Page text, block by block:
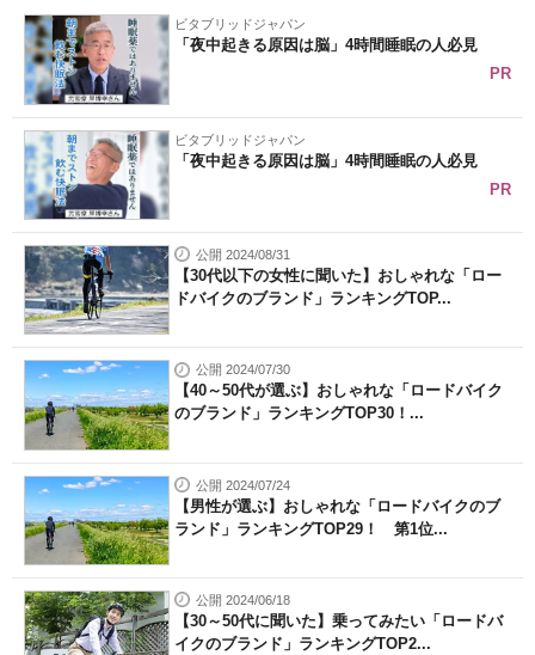
ビタブリッドジャパン
「夜中起きる原因は脳」4時間睡眠の人必見
PR
ビタブリッドジャパン
「夜中起きる原因は脳」4時間睡眠の人必見
PR
公開 2024/08/31
【30代以下の女性に聞いた】おしゃれな「ロー
ドバイクのブランド」ランキングTOP...
公開 2024/07/30
【40～50代が選ぶ】おしゃれな「ロードバイク
のブランド」ランキングTOP30！...
公開 2024/07/24
【男性が選ぶ】おしゃれな「ロードバイクのブ
ランド」ランキングTOP29！ 第1位...
公開 2024/06/18
【30～50代に聞いた】乗ってみたい「ロードバ
イクのブランド」ランキングTOP2...